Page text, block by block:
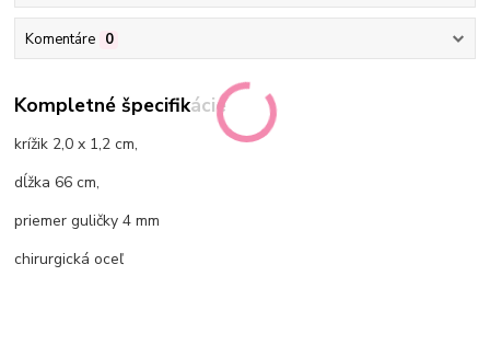
Komentáre 0
Kompletné špecifikácie
krížik 2,0 x 1,2 cm,
dĺžka 66 cm,
priemer guličky 4 mm
chirurgická oceľ